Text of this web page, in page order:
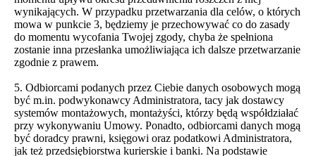
wynikających. W przypadku przetwarzania dla celów, o których
mowa w punkcie 3, będziemy je przechowywać co do zasady
do momentu wycofania Twojej zgody, chyba że spełniona
zostanie inna przesłanka umożliwiająca ich dalsze przetwarzanie
zgodnie z prawem.
5. Odbiorcami podanych przez Ciebie danych osobowych mogą
być m.in. podwykonawcy Administratora, tacy jak dostawcy
systemów montażowych, montażyści, którzy będą współdziałać
przy wykonywaniu Umowy. Ponadto, odbiorcami danych mogą
być doradcy prawni, księgowi oraz podatkowi Administratora,
jak też przedsiębiorstwa kurierskie i banki. Na podstawie